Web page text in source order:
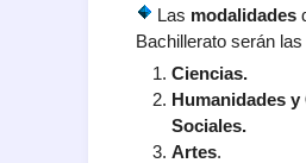
Las modalidades
Bachillerato serán
Ciencias.
Humanidades y
Sociales.
Artes.